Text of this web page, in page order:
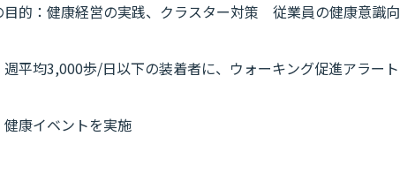
的：健康経営の実践、クラスター対策 従業員の健康意識向
平均3,000歩/日以下の装着者に、ウォーキング促進アラート
康イベントを実施